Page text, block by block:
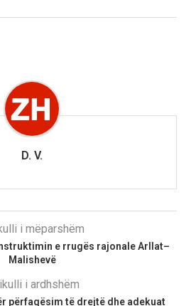
D. V.
i mëparshëm
e rrugës rajonale Arllat–
Malishevë
i ardhshëm
përfaqësim të drejtë dhe adekuat